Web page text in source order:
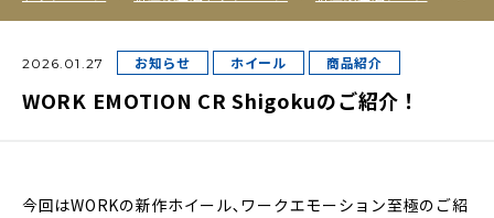
2026.01.27 お知らせ ホイール 商品紹介
WORK EMOTION CR Shigokuのご紹介！
今回はWORKの新作ホイール､ワークエモーション至極のご紹